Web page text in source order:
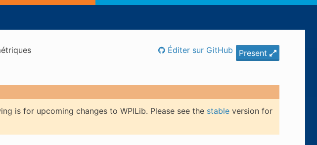
Present
Éditer sur GitHub
is for upcoming changes to WPILib. Please see the stableversion for